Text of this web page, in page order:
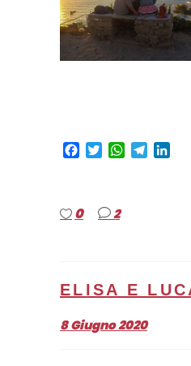
Facebook
TwitterWhatsApp
0 2
ELISA E
8 Giugno 2020